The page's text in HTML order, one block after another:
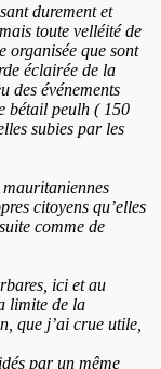
durement et
toute velléité de
organisée que sont
éclairée de la
des événements
bétail peulh ( 150
subies par les
citoyens qu’elles
comme de
ici et au
limite de la
que j’ai crue utile,
par un même